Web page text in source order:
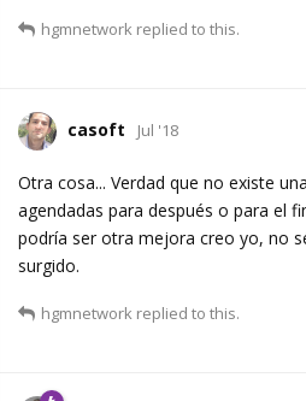
hgmnetwork replied to this.
casoft Jul '18
Otra cosa... Verdad que no existe
agendadas para después o para el
podría ser otra mejora creo yo, no
surgido.
hgmnetwork replied to this.